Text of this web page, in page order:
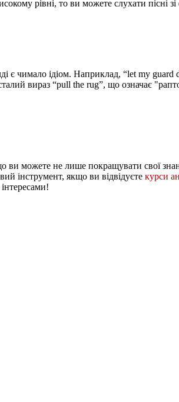
рівні, то ви можете слухати пісні
є чимало ідіом. Наприклад, “let my
вираз “pull the rug”, що означає
ви можете не лише покращувати свої
інструмент, якщо ви відвідуєте курси